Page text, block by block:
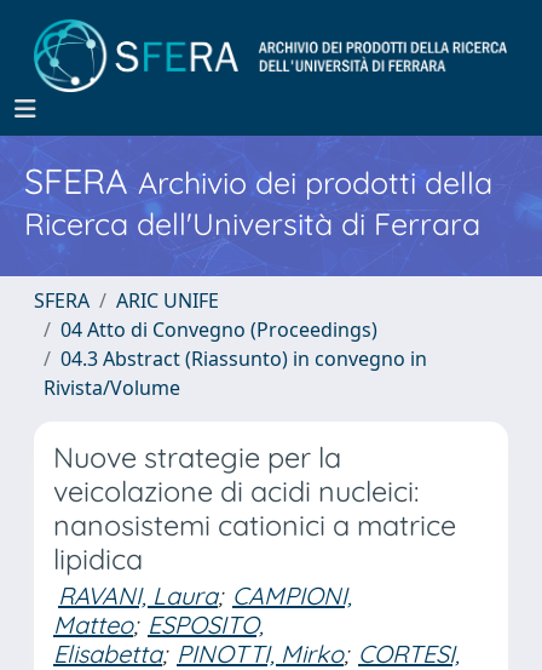
SFERA Archivio dei prodotti della
Ricerca dell'Università di Ferrara
SFERA
ARIC UNIFE
04 Atto di Convegno (Proceedings)
04.3 Abstract (Riassunto) in convegno in
Rivista/Volume
Nuove strategie per la
veicolazione di acidi nucleici:
nanosistemi cationici a matrice
lipidica
RAVANI, Laura; CAMPIONI,
Matteo; ESPOSITO,
Elisabetta; PINOTTI, Mirko; CORTESI,